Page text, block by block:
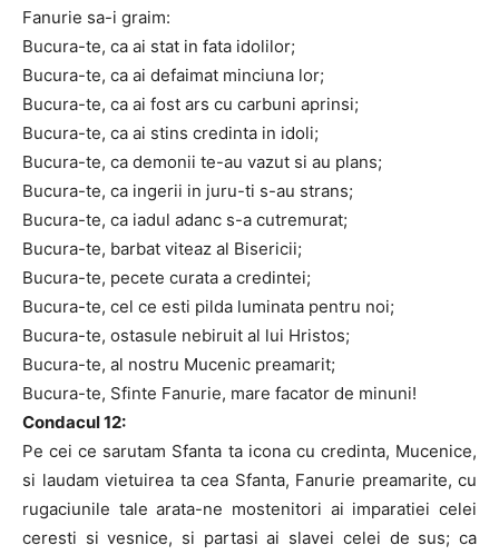
Fanurie sa-i graim:
Bucura-te, ca ai stat in fata idolilor;
Bucura-te, ca ai defaimat minciuna lor;
Bucura-te, ca ai fost ars cu carbuni aprinsi;
Bucura-te, ca ai stins credinta in idoli;
Bucura-te, ca demonii te-au vazut si au plans;
Bucura-te, ca ingerii in juru-ti s-au strans;
Bucura-te, ca iadul adanc s-a cutremurat;
Bucura-te, barbat viteaz al Bisericii;
Bucura-te, pecete curata a credintei;
Bucura-te, cel ce esti pilda luminata pentru noi;
Bucura-te, ostasule nebiruit al lui Hristos;
Bucura-te, al nostru Mucenic preamarit;
Bucura-te, Sfinte Fanurie, mare facator de minuni!
Condacul 12:
Pe cei ce sarutam Sfanta ta icona cu credinta, Mucenice,
si laudam vietuirea ta cea Sfanta, Fanurie preamarite, cu
rugaciunile tale arata-ne mostenitori ai imparatiei celei
ceresti si vesnice, si partasi ai slavei celei de sus; ca